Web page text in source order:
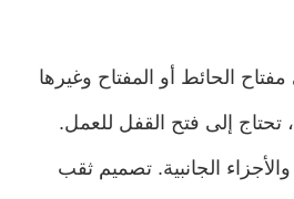
الحائط أو المفتاح وغيرها
تحتاج إلى فتح القفل للعمل.
والأجزاء الجانبية. تصميم ثقب